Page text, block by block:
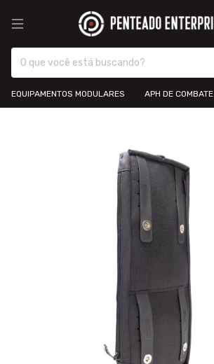
EQUIPAMENTOS MODULARES APH DE COMBATE